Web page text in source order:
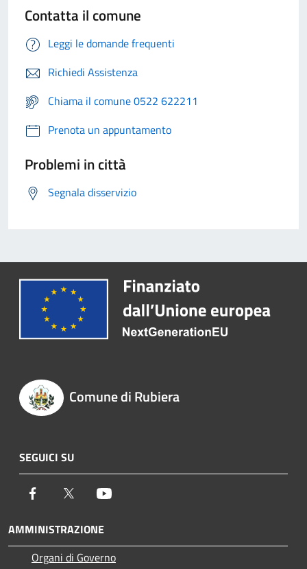
Contatta il comune
Leggi le domande frequenti
Richiedi Assistenza
Chiama il comune 0522 622211
Prenota un appuntamento
Problemi in città
Segnala disservizio
Comune di Rubiera
SEGUICI SU
Facebook Twitter
AMMINISTRAZIONE
Organi di Governo